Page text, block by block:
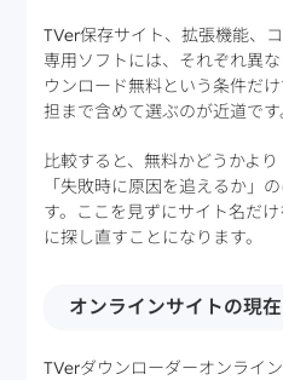
TVer保存サイト、拡張機能、
専用ソフトには、それぞれ異
ウンロード無料という条件だ
担まで含めて選ぶのが近道です
比較すると、無料かどうかより
「失敗時に原因を追えるか」
す。ここを見ずにサイト名だ
に探し直すことになります。
オンラインサイトの現
TVerダウンローダーオンライ